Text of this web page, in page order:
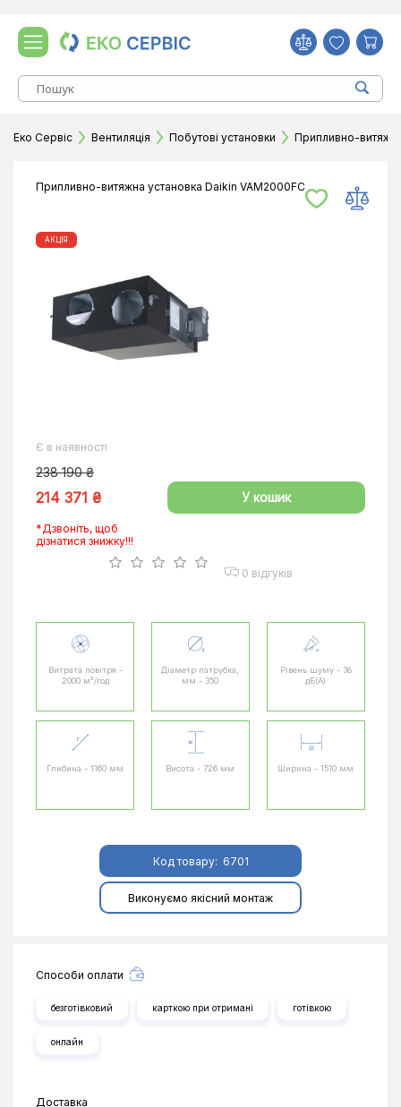
Еко Сервіс Вентиляція Побутові установки Припливно-витяжні
АКЦІЯ
Припливно-витяжна установка Daikin VAM2000FC
Є в наявності
238 190 ₴
214 371 ₴
*Дзвоніть, щоб
дізнатися знижку!!!
У кошик
0 відгуків
Витрата повітря -
2000 м³/год
Діаметр патрубка,
мм - 350
Рівень шуму - 38
дБ(А)
Глибина - 1160 мм Висота - 726 мм Ширина - 1510 мм
Код товару: 6701
Виконуємо якісний монтаж
Способи оплати
безготівковий карткою при отримані готівкою
онлайн
Доставка